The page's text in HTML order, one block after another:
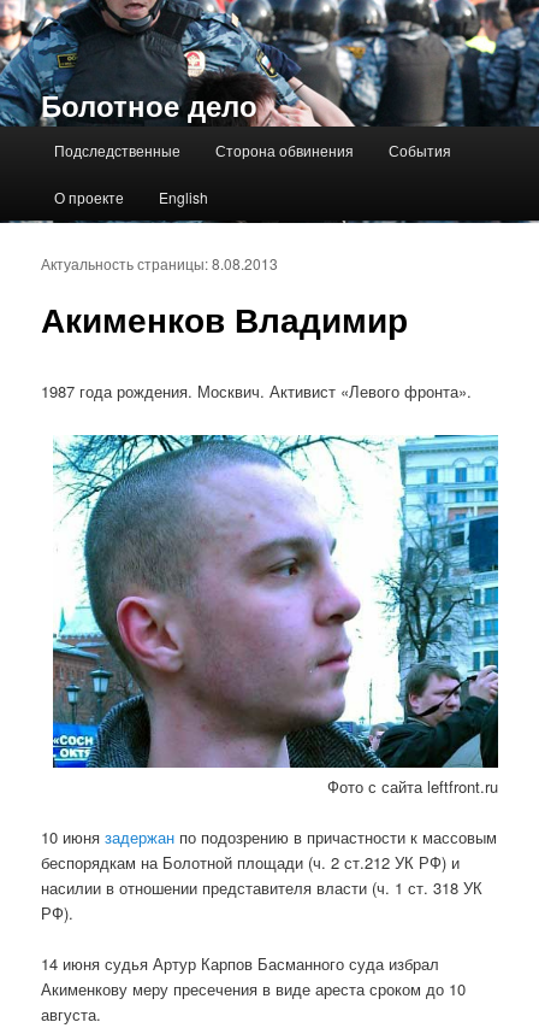
Болотное дело
Подследственные Сторона обвинения События
О проекте English
Акименков Владимир
Актуальность страницы: 8.08.2013
1987 года рождения. Москвич. Активист «Левого фронта».
Фото с сайта leftfront.ru
10 июнязадержан по подозрению в причастности к массовым
беспорядкам на Болотной площади (ч. 2 ст.212 УК РФ) и
насилии в отношении представителя власти (ч. 1 ст. 318 УК
РФ).
14 июня судья Артур Карпов Басманного суда избрал
Акименкову меру пресечения в виде ареста сроком до 10
августа.